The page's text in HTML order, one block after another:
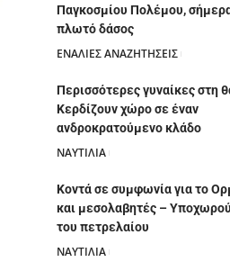
Παγκοσμίου Πολέμου, σήμερα
πλωτό δάσος
ΕΝΑΛΙΕΣ ΑΝΑΖΗΤΗΣΕΙΣ
Περισσότερες γυναίκες στη
Κερδίζουν χώρο σε έναν
ανδροκρατούμενο κλάδο
ΝΑΥΤΙΛΙΑ
Κοντά σε συμφωνία για το
και μεσολαβητές –
του πετρελαίου
ΝΑΥΤΙΛΙΑ